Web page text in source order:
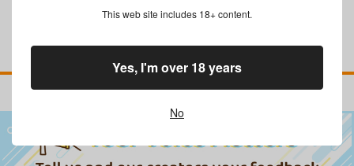
This web site includes 18+ content.
No
Yes, I'm over 18 years